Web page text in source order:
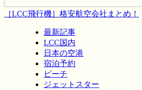
［LCC飛行機］格安航空会社まとめ！
最新記事
LCC国内
日本の空港
宿泊予約
ピーチ
ジェットスター